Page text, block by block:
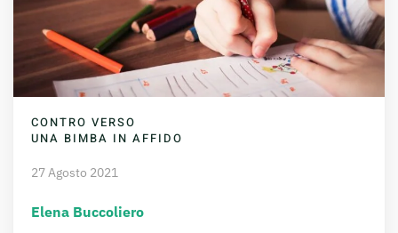
CONTRO VERSO
UNA BIMBA IN AFFIDO
27 Agosto 2021
Elena Buccoliero